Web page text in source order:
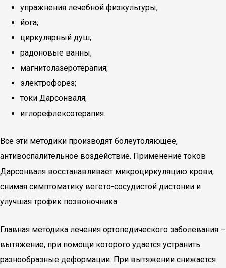
упражнения лечебной физкультуры;
йога;
циркулярный душ;
радоновые ванны;
магнитолазеротерапия;
электрофорез;
токи Дарсонваля;
иглорефлексотерапия.
Все эти методики производят болеутоляющее,
антивоспалительное воздействие. Применение токов
Дарсонваля восстанавливает микроциркуляцию крови,
снимая симптоматику вегето-сосудистой дистонии и
улучшая трофик позвоночника.
Главная методика лечения ортопедического заболевания –
вытяжение, при помощи которого удается устранить
разнообразные деформации. При вытяжении снижается